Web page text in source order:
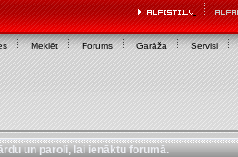
Meklēt Forums Garāža Servisi
un paroli, lai ienāktu forumā.